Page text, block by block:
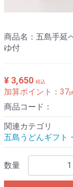
商品名：五島手延
ゆ付
¥ 3,650 税込
加算ポイント： 37pt
商品コード：
関連カテゴリ
五島うどんギフト
数量